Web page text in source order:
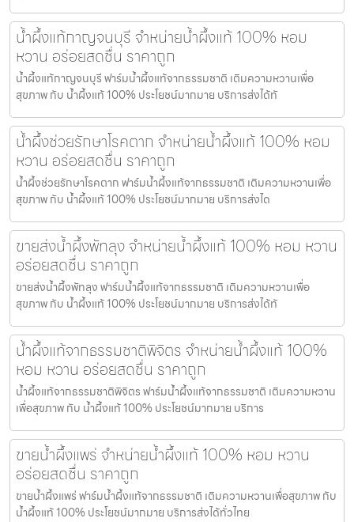
น้ำผึ้งแท้กาญจนบุรี จำหน่ายน้ำผึ้งแท้ 100% หอม
หวาน อร่อยสดชื่น ราคาถูก
น้ำผึ้งแท้กาญจนบุรี ฟาร์มน้ำผึ้งแท้จากธรรมชาติ เติมความหวานเพื่อ
สุขภาพ กับ น้ำผึ้งแท้ 100% ประโยชน์มากมาย บริการส่งได้ทั
น้ำผึ้งช่วยรักษาโรคตาก จำหน่ายน้ำผึ้งแท้ 100% หอม
หวาน อร่อยสดชื่น ราคาถูก
น้ำผึ้งช่วยรักษาโรคตาก ฟาร์มน้ำผึ้งแท้จากธรรมชาติ เติมความหวานเพื่อ
สุขภาพ กับ น้ำผึ้งแท้ 100% ประโยชน์มากมาย บริการส่งได
ขายส่งน้ำผึ้งพัทลุง จำหน่ายน้ำผึ้งแท้ 100% หอม หวาน
อร่อยสดชื่น ราคาถูก
ขายส่งน้ำผึ้งพัทลุง ฟาร์มน้ำผึ้งแท้จากธรรมชาติ เติมความหวานเพื่อ
สุขภาพ กับ น้ำผึ้งแท้ 100% ประโยชน์มากมาย บริการส่งได้ทั
น้ำผึ้งแท้จากธรรมชาติพิจิตร จำหน่ายน้ำผึ้งแท้ 100%
หอม หวาน อร่อยสดชื่น ราคาถูก
น้ำผึ้งแท้จากธรรมชาติพิจิตร ฟาร์มน้ำผึ้งแท้จากธรรมชาติ เติมความหวาน
เพื่อสุขภาพ กับ น้ำผึ้งแท้ 100% ประโยชน์มากมาย บริการ
ขายน้ำผึ้งแพร่ จำหน่ายน้ำผึ้งแท้ 100% หอม หวาน
อร่อยสดชื่น ราคาถูก
ขายน้ำผึ้งแพร่ ฟาร์มน้ำผึ้งแท้จากธรรมชาติ เติมความหวานเพื่อสุขภาพ กับ
น้ำผึ้งแท้ 100% ประโยชน์มากมาย บริการส่งได้ทั่วไทย